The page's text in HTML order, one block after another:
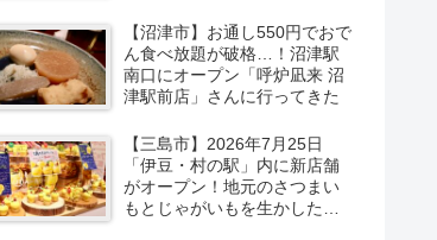
【沼津市】お通し550円でおで
ん食べ放題が破格…！沼津駅
南口にオープン「呼炉凪来 沼
津駅前店」さんに行ってきた
【三島市】2026年7月25日
「伊豆・村の駅」内に新店舗
がオープン！地元のさつまい
もとじゃがいもを生かしたベ